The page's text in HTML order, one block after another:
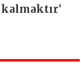
kalmaktır‘